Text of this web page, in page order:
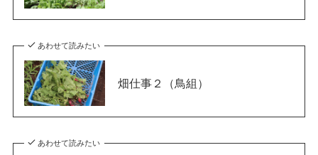
あわせて読みたい
畑仕事２（鳥組）
あわせて読みたい